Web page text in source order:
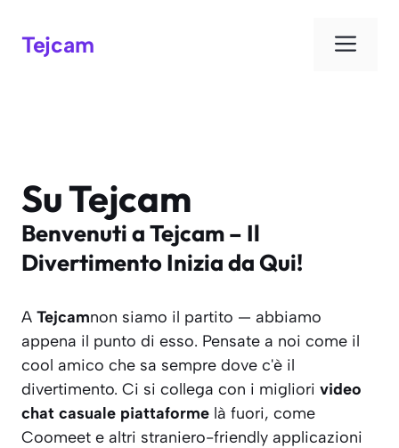
Tejcam
Su Tejcam
Benvenuti a Tejcam – Il
Divertimento Inizia da Qui!
A Tejcamnon siamo il partito — abbiamo
appena il punto di esso. Pensate a noi come il
cool amico che sa sempre dove c'è il
divertimento. Ci si collega con i migliori video
chat casuale piattaforme là fuori, come
Coomeet e altri straniero-friendly applicazioni